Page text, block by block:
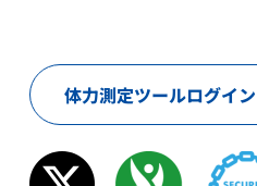
体力測定ツールログイン